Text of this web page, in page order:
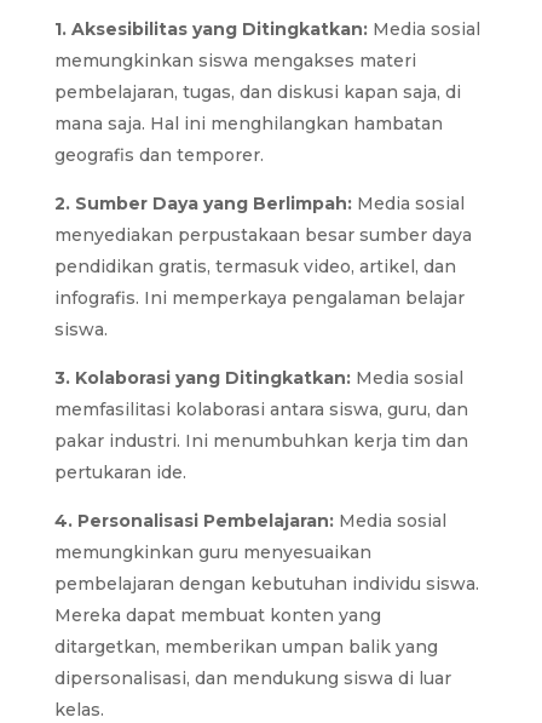
1. Aksesibilitas yang Ditingkatkan:Media sosial
memungkinkan siswa mengakses materi
pembelajaran, tugas, dan diskusi kapan saja, di
mana saja. Hal ini menghilangkan hambatan
geografis dan temporer.
2. Sumber Daya yang Berlimpah:Media sosial
menyediakan perpustakaan besar sumber daya
pendidikan gratis, termasuk video, artikel, dan
infografis. Ini memperkaya pengalaman belajar
siswa.
3. Kolaborasi yang Ditingkatkan:Media sosial
memfasilitasi kolaborasi antara siswa, guru, dan
pakar industri. Ini menumbuhkan kerja tim dan
pertukaran ide.
4. Personalisasi Pembelajaran:Media sosial
memungkinkan guru menyesuaikan
pembelajaran dengan kebutuhan individu siswa.
Mereka dapat membuat konten yang
ditargetkan, memberikan umpan balik yang
dipersonalisasi, dan mendukung siswa di luar
kelas.